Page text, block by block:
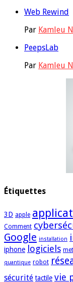
Web Rewind
Par Kamleu
PeepsLab
Par Kamleu
Étiquettes
3D apple
Comment
Google installation
iphone logiciels
quantique robot
sécurité tactile vie